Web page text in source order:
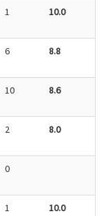
1 10.0
6 8.8
10 8.6
2 8.0
0
1 10.0